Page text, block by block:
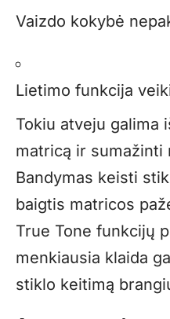
Vaizdo kokybė
Lietimo funkcija
Tokiu atveju galima
matricą ir sumažinti
Bandymas keisti
baigtis matricos
True Tone funkcijų
menkiausia klaida
stiklo keitimą